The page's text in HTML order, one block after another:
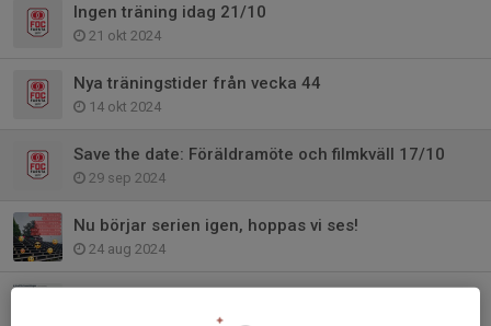
Ingen träning idag 21/10
21 okt 2024
Nya träningstider från vecka 44
14 okt 2024
Save the date: Föräldramöte och filmkväll 17/10
29 sep 2024
Nu börjar serien igen, hoppas vi ses!
24 aug 2024